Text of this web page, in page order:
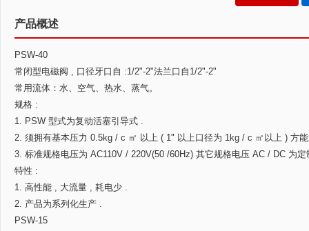
产品概述
PSW-40
常闭型电磁阀 , 口径牙口自 :1/2"-2"法兰口自1/2"-2"
常用流体：水、空气、热水、蒸气。
规格 :
1. PSW 型式为复动活塞引导式 .
2. 须拥有基本压力 0.5kg / c ㎡ 以上 ( 1" 以上口径为 1kg / c ㎡以上 ) 方
3. 标准规格电压为 AC110V / 220V(50 /60Hz) 其它规格电压 AC / DC 为
特性 :
1. 高性能 , 大流量 , 耗电少 .
2. 产品为系列化生产 .
PSW-15